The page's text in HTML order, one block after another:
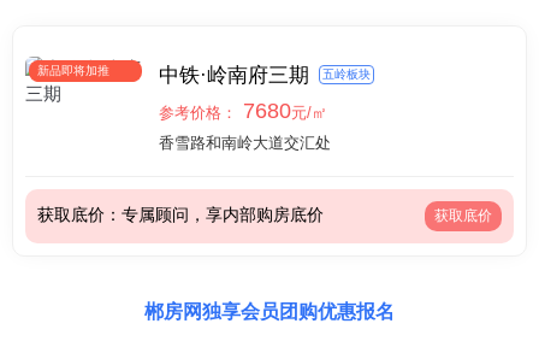
新品即将加推 中铁·岭南府三期 五岭板块
参考价格： 7680元/㎡
香雪路和南岭大道交汇处
获取底价：专属顾问，享内部购房底价 获取底价
郴房网独享会员团购优惠报名